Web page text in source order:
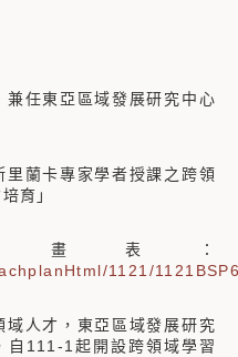
任東亞區域發展研究中心
蘭卡專家學者授課之跨領
育」
表：
1121/
人才，東亞區域發展研究
自111-1起開設跨領域學習